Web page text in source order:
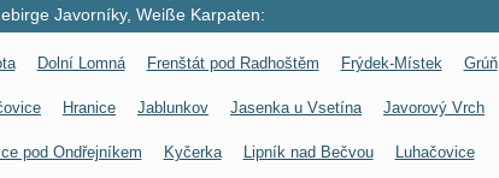
Javorníky, Weiße Karpaten:
Dolní Lomná Frenštát pod Radhoštěm Frýdek-Místek Grúň
Hranice Jablunkov Jasenka u Vsetína Javorový Vrch
pod Ondřejníkem Kyčerka Lipník nad Bečvou Luhačovice